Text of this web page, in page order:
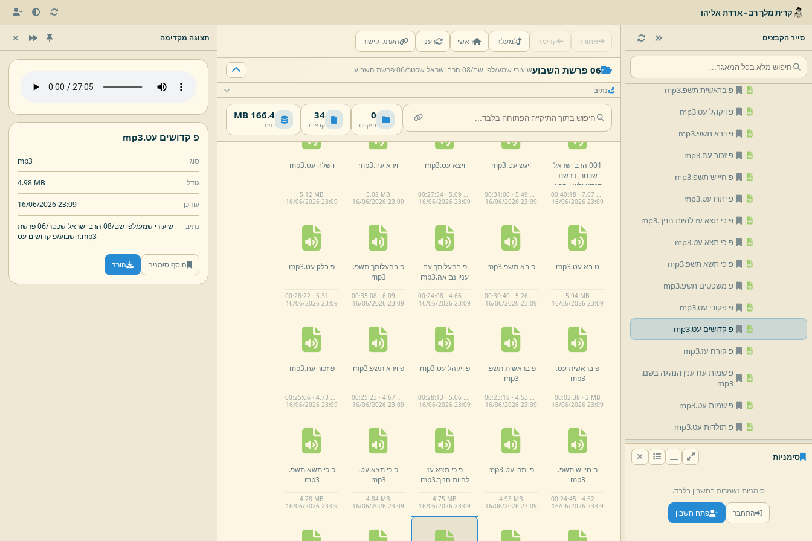
קרית מלך רב - אדרת אליהו
סייר הקבצים
פ בהעלותך תשפ.mp3
פ בראשית עט.
פ בראשית תשפ.mp3
פ ויקהל עט.mp3
פ וירא תשפ.mp3
פ זכור עח.mp3
פ חיי ש תשפ.mp3
פ יתרו עט.mp3
פ כי תצא עז להיות חניך.mp3
פ כי תצא עט.mp3
פ כי תשא תשפ.mp3
פ משפטים תשפ.mp3
פ פקודי עט.mp3
פ קדושים עט.mp3
פ קורח עז.mp3
פ שמות עח ענין הנהגה בשם.
mp3
פ שמות עט.mp3
פ תולדות עט.mp3
פ תרומה תשפ לשכני בתוכם.
ר' ישראל שכטר ויחי (2)
ר' ישראל שכטר ויחי.mp3
סימניות
סימניות נשמרות בחשבון בלבד.
התחבר פתח חשבון
אחורה קדימה למעלה ראשי רענן העתק קישור
06 פרשת השבוע שיעורי שמע/לפי שם/08 הרב ישראל שכטר/ 06 פרשת השבוע
נתיב
0
תיקיות
34
קבצים
166.4 MB
נפח
001 הרב ישראל
שכטר, פרשת
תזריע ולשון הרע.
mp3
00:40:18 · 7.67 MB
16/06/2026 23:09
ויגש עט.mp3
00:31:00 · 5.49 MB
16/06/2026 23:09
ויצא עט.mp3
00:27:54 · 5.09 MB
16/06/2026 23:09
וירא עח.mp3
5.08 MB
16/06/2026 23:09
וישלח עט.mp3
5.12 MB
16/06/2026 23:09
ט בא עט.mp3
5.94 MB
16/06/2026 23:09
פ בא תשפ.mp3
00:30:40 · 5.26 MB
16/06/2026 23:09
פ בהעלותך עח
ענין נבואה.mp3
00:24:08 · 4.66 MB
16/06/2026 23:09
פ בהעלותך תשפ.
mp3
00:35:08 · 6.09 MB
16/06/2026 23:09
פ בלק עט.mp3
00:28:22 · 5.31 MB
16/06/2026 23:09
פ בראשית עט.
mp3
00:02:38 · 2 MB
16/06/2026 23:09
פ בראשית תשפ.
mp3
00:23:18 · 4.53 MB
16/06/2026 23:09
פ ויקהל עט.mp3
00:28:13 · 5.06 MB
16/06/2026 23:09
פ וירא תשפ.mp3
00:25:23 · 4.67 MB
16/06/2026 23:09
פ זכור עח.mp3
00:25:06 · 4.73 MB
16/06/2026 23:09
פ חיי ש תשפ.
mp3
00:24:45 · 4.52 MB
16/06/2026 23:09
פ יתרו עט.mp3
4.93 MB
16/06/2026 23:09
פ כי תצא עז
להיות חניך.mp3
4.75 MB
16/06/2026 23:09
פ כי תצא עט.
mp3
4.84 MB
16/06/2026 23:09
פ כי תשא תשפ.
mp3
4.78 MB
16/06/2026 23:09
תצוגה מקדימה
פ קדושים עט.mp3
סוג mp3
גודל 4.98 MB
עודכן 16/06/2026 23:09
נתיב שיעורי שמע/לפי שם/08 הרב ישראל שכטר/
06 פרשת
השבוע/פ קדושים עט.mp3
הוסף סימניה הורד